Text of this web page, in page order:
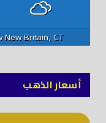
New Britain, CT
weather forecast for tomorrow ▸
أسعار الذهب